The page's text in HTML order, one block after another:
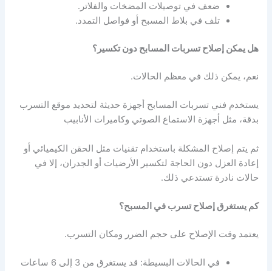
ضعف في توصيلات المضخات والفلاتر.
تلف في بلاط المسبح أو فواصل التمدد.
هل يمكن إصلاح تسربات المسابح دون تكسير؟
نعم، يمكن ذلك في معظم الحالات.
يستخدم فني تسربات المسابح أجهزة حديثة لتحديد موقع التسرب
بدقة، مثل أجهزة الاستماع الصوتي وكاميرات الأنابيب
ثم يتم إصلاح المشكلة باستخدام تقنيات مثل الحقن الكيميائي أو
إعادة العزل دون الحاجة لتكسير الأرضيات أو الجدران، إلا في
حالات نادرة تستدعي ذلك.
كم يستغرق إصلاح تسرب في المسبح؟
يعتمد وقت الإصلاح على حجم الضرر ومكان التسرب.
في الحالات البسيطة: قد يستغرق من 3 إلى 6 ساعات